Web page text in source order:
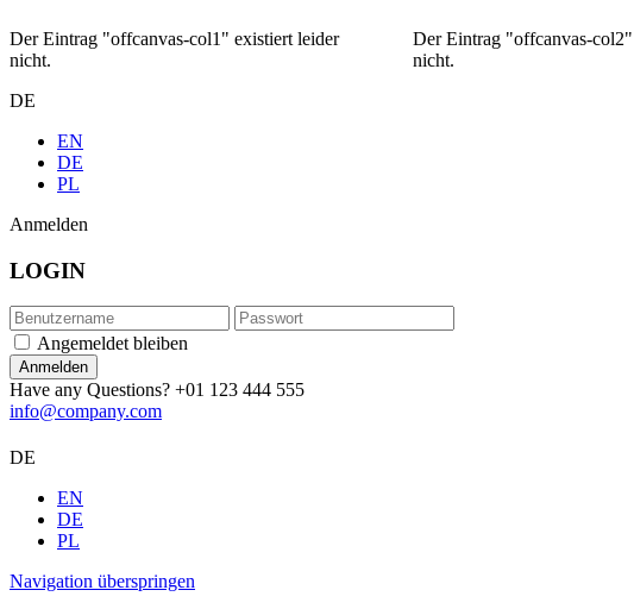
Der Eintrag "offcanvas-col1" existiert leider
nicht.
Der Eintrag "offcanvas-
nicht.
DE
EN
DE
PL
Anmelden
LOGIN
Angemeldet bleiben
Have any Questions? +01 123 444 555
info@company.com
DE
EN
DE
PL
Navigation überspringen